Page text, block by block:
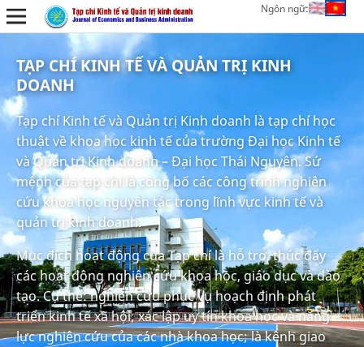
Ngôn ngữ:
TẠP CHÍ KINH TẾ VÀ QUẢN TRỊ KINH
DOANH
Tạp chí Kinh tế và Quản trị Kinh doanh là tạp chí học
thuật về khoa học kinh tế của trường Đại học Kinh tế
và Quản trị Kinh doanh – Đại học Thái Nguyên. Sứ
mệnh của tạp chí là công bố các công trình nghiên
cứu khoa học nguyên tác trong lĩnh vực kinh tế và
quản trị kinh doanh.
Mục đích hoạt động của Tạp chí là hỗ trợ, thúc đẩy
các hoạt động nghiên cứu khoa học, giáo dục và đào
tạo. Cụ thể: nghiên cứu phục vụ hoạch định phát
triển kinh tế xã hội; xác lập uy tín khoa học và năng
lực nghiên cứu của các nhà khoa học; là kênh giao